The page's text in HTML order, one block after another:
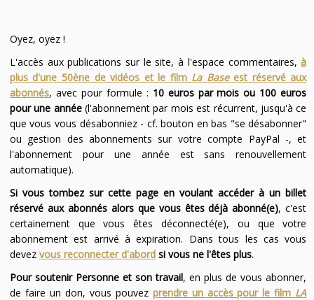
Oyez, oyez !
L'accès aux publications sur le site, à l'espace commentaires,à
plus d'une 50ène de vidéos et le film La Baseest réservé aux
abonnés, avec pour formule : 10 euros par mois ou 100 euros
pour une année(l'abonnement par mois est récurrent, jusqu'à ce
que vous vous désabonniez - cf. bouton en bas "se désabonner"
ou gestion des abonnements sur votre compte PayPal -, et
l'abonnement pour une année est sans renouvellement
automatique).
Si vous tombez sur cette page en voulant accéder à un billet
réservé aux abonnés alors que vous êtes déjà abonné(e), c'est
certainement que vous êtes déconnecté(e), ou que votre
abonnement est arrivé à expiration. Dans tous les cas vous
devez vous reconnecter d'abordsi vous ne l'êtes plus.
Pour soutenir Personne et son travail, en plus de vous abonner,
de faire un don, vous pouvez prendre un accès pour le film LA